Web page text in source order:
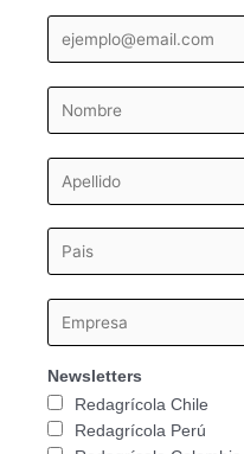
Newsletters
Redagrícola Chile
Redagrícola Perú